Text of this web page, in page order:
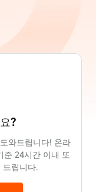
?
와드립니다! 온라
준 24시간 이내 또
립니다.